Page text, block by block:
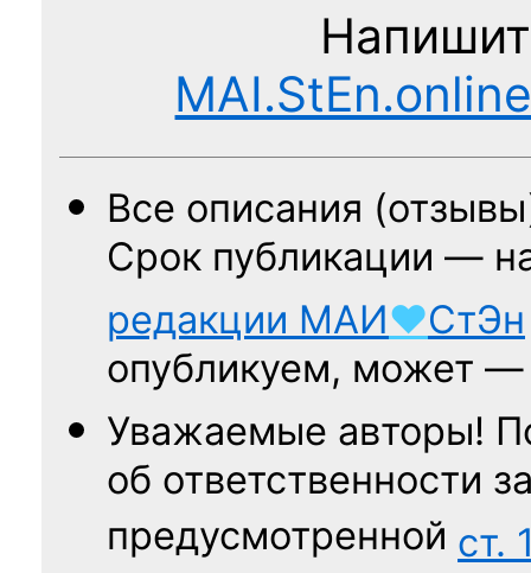
Все описания
Срок публикации —
редакции МАИ♥СтЭн
опубликуем, может
Уважаемые авторы!
об ответственности
предусмотренной ст.